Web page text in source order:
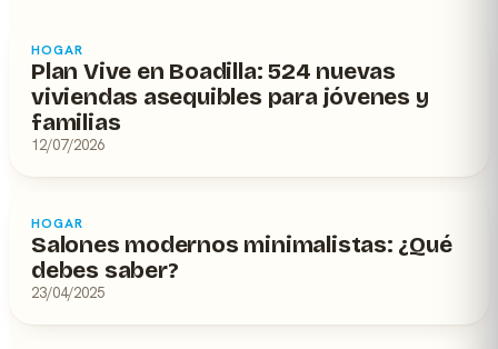
HOGAR
Plan Vive en Boadilla: 524 nuevas
viviendas asequibles para jóvenes y
familias
12/07/2026
HOGAR
Salones modernos minimalistas: ¿Qué
debes saber?
23/04/2025